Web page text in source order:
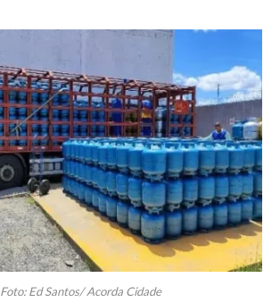
Foto: Ed Santos/ Acorda Cidade